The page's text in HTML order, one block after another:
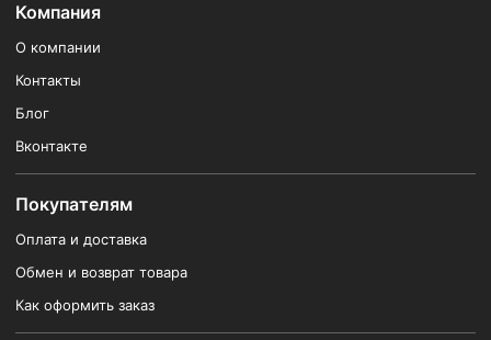
Компания
О компании
Контакты
Блог
Вконтакте
Покупателям
Оплата и доставка
Обмен и возврат товара
Как оформить заказ